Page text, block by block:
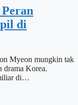
di
Myeon mungkin tak
drama Korea.
di…